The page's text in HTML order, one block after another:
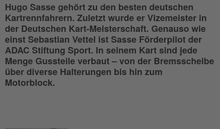
Hugo Sasse gehört zu den besten deutschen
Kartrennfahrern. Zuletzt wurde er Vizemeister in
der Deutschen Kart-Meisterschaft. Genauso wie
einst Sebastian Vettel ist Sasse Förderpilot der
ADAC Stiftung Sport. In seinem Kart sind jede
Menge Gussteile verbaut – von der Bremsscheibe
über diverse Halterungen bis hin zum
Motorblock.